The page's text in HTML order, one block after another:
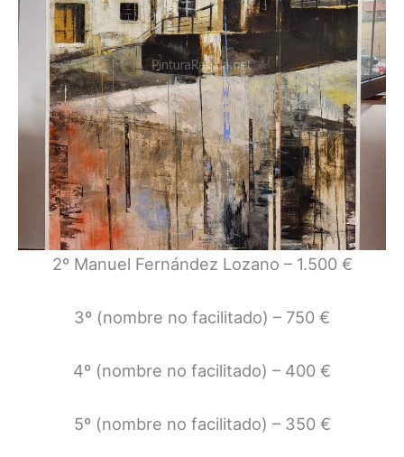
2º Manuel Fernández Lozano – 1.500 €
3º (nombre no facilitado) – 750 €
4º (nombre no facilitado) – 400 €
5º (nombre no facilitado) – 350 €